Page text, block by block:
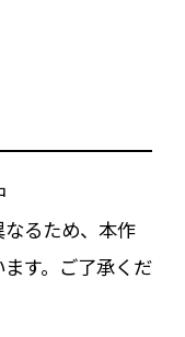
るため、本作
す。ご了承くだ